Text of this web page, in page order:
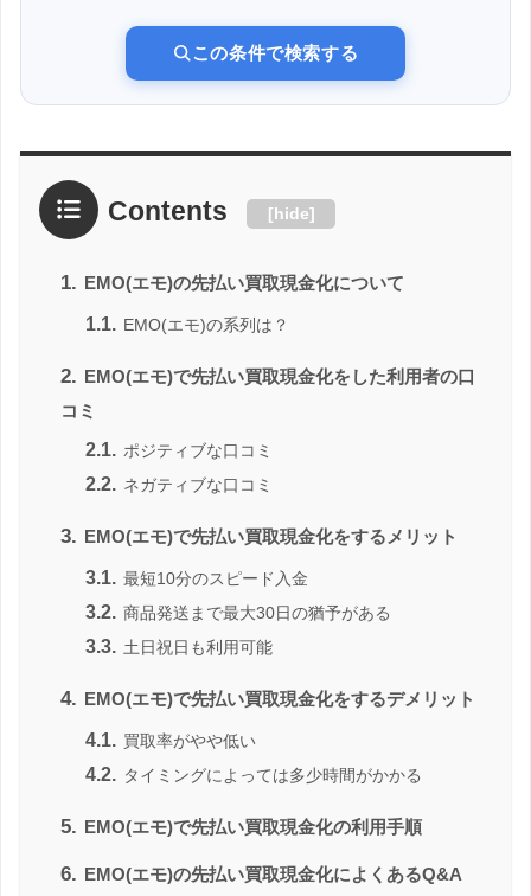
この条件で検索する
Contents [hide]
1. EMO(エモ)の先払い買取現金化について
1.1. EMO(エモ)の系列は？
2. EMO(エモ)で先払い買取現金化をした利用者の口
コミ
2.1. ポジティブな口コミ
2.2. ネガティブな口コミ
3. EMO(エモ)で先払い買取現金化をするメリット
3.1. 最短10分のスピード入金
3.2. 商品発送まで最大30日の猶予がある
3.3. 土日祝日も利用可能
4. EMO(エモ)で先払い買取現金化をするデメリット
4.1. 買取率がやや低い
4.2. タイミングによっては多少時間がかかる
5. EMO(エモ)で先払い買取現金化の利用手順
6. EMO(エモ)の先払い買取現金化によくあるQ&A